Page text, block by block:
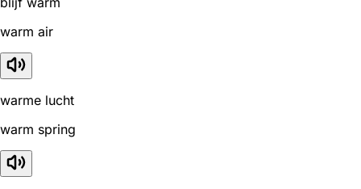
warm air
warme lucht
warm spring